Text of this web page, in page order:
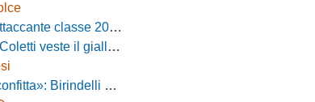
classe 2006
veste il giallorosso
nonostante il KO di Chiavari